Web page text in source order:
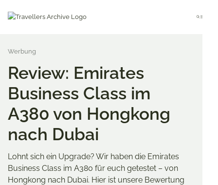
Menu
Review: Emirates
Business Class im
A380 von Hongkong
nach Dubai
Lohnt sich ein Upgrade? Wir haben die Emirates
Business Class im A380 für euch getestet – von
Hongkong nach Dubai. Hier ist unsere Bewertung